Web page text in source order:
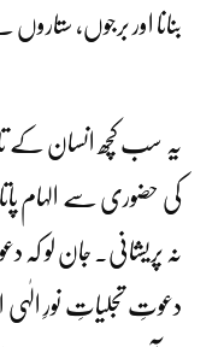
بنانا اور برجوں،
یہ سب کچھ انسان کے
کی حضوری سے الہام
نہ پریشانی۔ جان لو
دعوتِ تجلیاتِ نورِ